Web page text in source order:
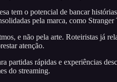
tem o potencial de bancar
pela marca, como
e não pela arte. Roteiristas já
atenção.
partidas rápidas e experiências
do streaming.